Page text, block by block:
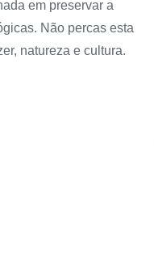
em preservar a
Não percas esta
natureza e cultura.